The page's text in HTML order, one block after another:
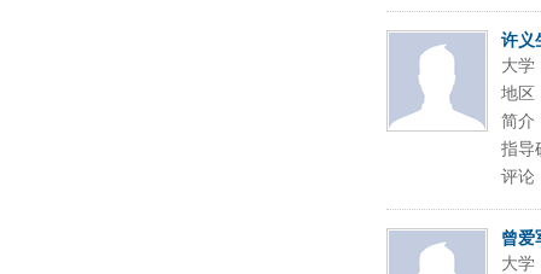
许义
大学
地区
简介
指导
评论
曾爱
大学